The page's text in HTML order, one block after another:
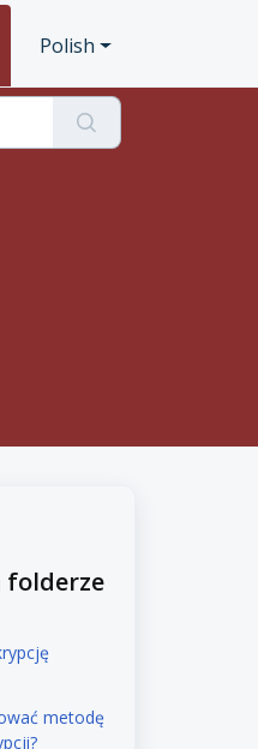
Polish
folderze
metodę